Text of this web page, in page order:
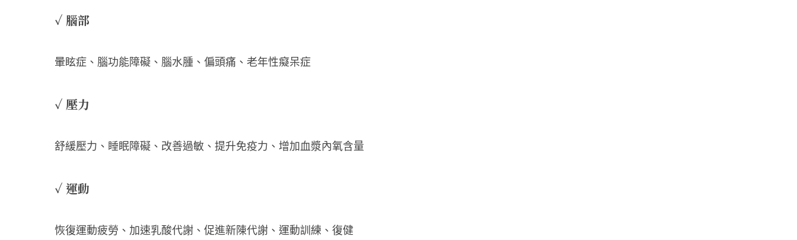
✓ 腦部
暈眩症、腦功能障礙、腦水腫、偏頭痛、老年性癡呆症
✓ 壓力
舒緩壓力、睡眠障礙、改善過敏、提升免疫力、增加血漿內氧含量
✓ 運動
恢復運動疲勞、加速乳酸代謝、促進新陳代謝、運動訓練、復健